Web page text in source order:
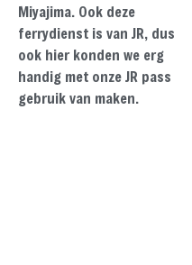
Miyajima. Ook deze
ferrydienst is van JR, dus
ook hier konden we erg
handig met onze JR pass
gebruik van maken.